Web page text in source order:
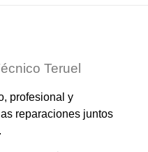
Teruel
profesional y
reparaciones juntos